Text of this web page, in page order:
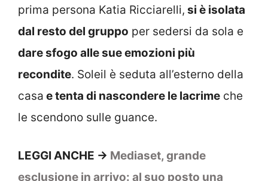
prima persona Katia Ricciarelli, si è isolata
dal resto del gruppo per sedersi da sola e
dare sfogo alle sue emozioni più
recondite. Soleil è seduta all’esterno della
casa e tenta di nascondere le lacrime che
le scendono sulle guance.
LEGGI ANCHE -> Mediaset, grande
esclusione in arrivo: al suo posto una